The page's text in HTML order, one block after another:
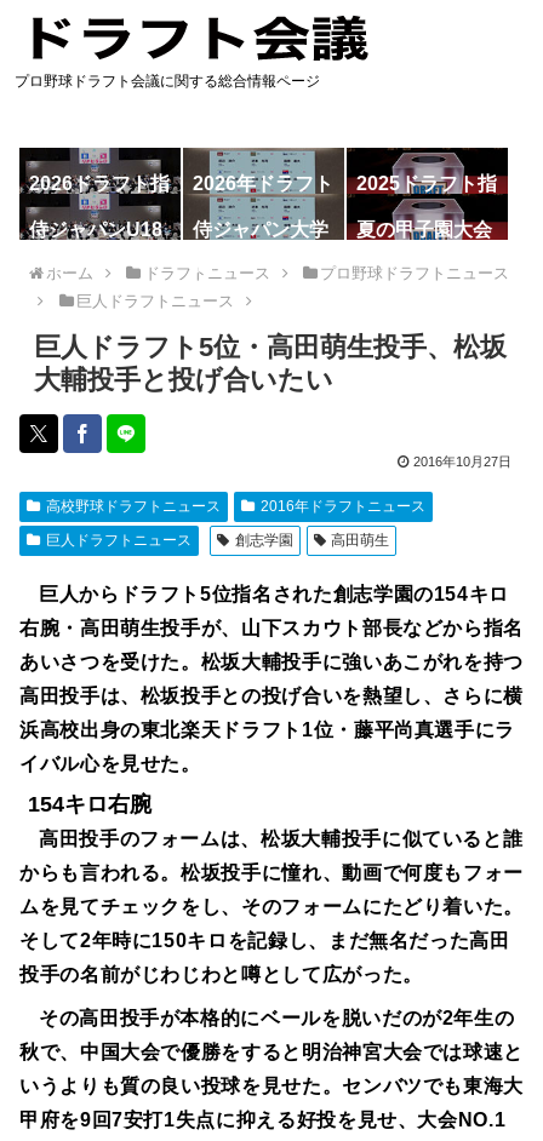
プロ野球ドラフト会議に関する総合情報ページ
2026ドラフト指
名予想
2026年ドラフト
候補
2025ドラフト指
名一覧
侍ジャパンU18
代表
侍ジャパン大学
夏の甲子園大会
ホーム ドラフトニュース
プロ野球ドラフトニュース
巨人ドラフトニュース
巨人ドラフト5位・高田萌生投手、松坂
大輔投手と投げ合いたい
2016年10月27日
高校野球ドラフトニュース
2016年ドラフトニュース
巨人ドラフトニュース
創志学園 高田萌生
巨人からドラフト5位指名された創志学園の154キロ
右腕・高田萌生投手が、山下スカウト部長などから指名
あいさつを受けた。松坂大輔投手に強いあこがれを持つ
高田投手は、松坂投手との投げ合いを熱望し、さらに横
浜高校出身の東北楽天ドラフト1位・藤平尚真選手にラ
イバル心を見せた。
154キロ右腕
高田投手のフォームは、松坂大輔投手に似ていると誰
からも言われる。松坂投手に憧れ、動画で何度もフォー
ムを見てチェックをし、そのフォームにたどり着いた。
そして2年時に150キロを記録し、まだ無名だった高田
投手の名前がじわじわと噂として広がった。
その高田投手が本格的にベールを脱いだのが2年生の
秋で、中国大会で優勝をすると明治神宮大会では球速と
いうよりも質の良い投球を見せた。センバツでも東海大
甲府を9回7安打1失点に抑える好投を見せ、大会NO.1